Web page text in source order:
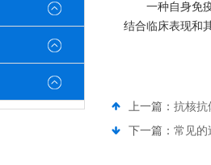
一种自身免
结合临床表现和
上一篇： 抗核抗
下一篇： 常见的